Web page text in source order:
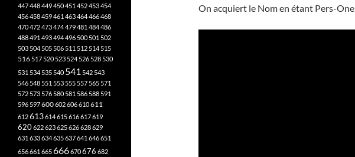
On acquiert le Nom en étant Pers-One.
447448449450451 452453454
456458459461 463464466468
470472473474479481 484486
488491 493494496 500 501 502
503 504 505 506 511 512 514 515
516 517 520 523 524 526 528 530
531 534 535 540 541 542 543
546 548 551 553 555 557 565 571
572 573 576 580 581 586 588 591
596 597600602606610611
612613614615616617619
620622623625626628629
631 633634635637641 646651
656661 665666670676 682